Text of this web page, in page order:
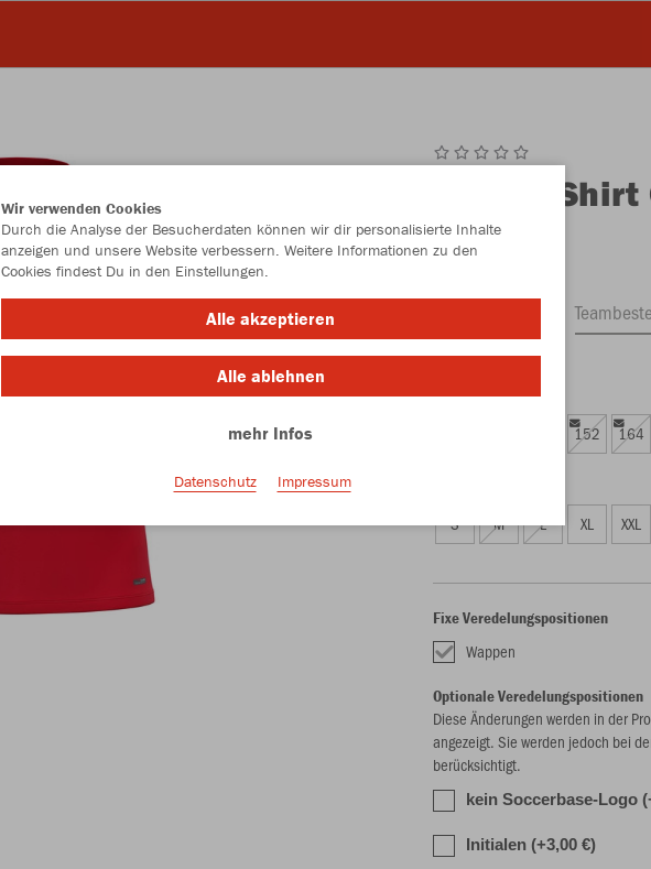
T-
Kinder (12,79 €)
152 164
S M L XL XXL
Fixe Veredelungspositionen
Wappen
Optionale Veredelungspositionen
Diese Änderungen werden in der
angezeigt. Sie werden jedoch bei
berücksichtigt.
kein Soccerbase-Logo
Initialen (+3,00 €)
Wir verwenden Cookies
Durch die Analyse der Besucherdaten können wir dir personalisierte Inhalte
anzeigen und unsere Website verbessern. Weitere Informationen zu den
Cookies findest Du in den Einstellungen.
Alle akzeptieren
Alle ablehnen
mehr Infos
Datenschutz Impressum